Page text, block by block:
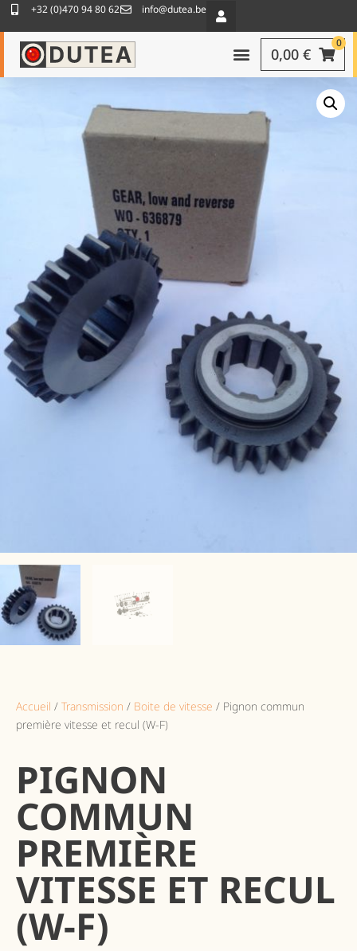
+32 (0)470 94 80 62 info@dutea.be
0
0,00 €
Accueil / Transmission / Boite de vitesse / Pignon commun
première vitesse et recul (W-F)
PIGNON
COMMUN
PREMIÈRE
VITESSE ET RECUL
(W-F)